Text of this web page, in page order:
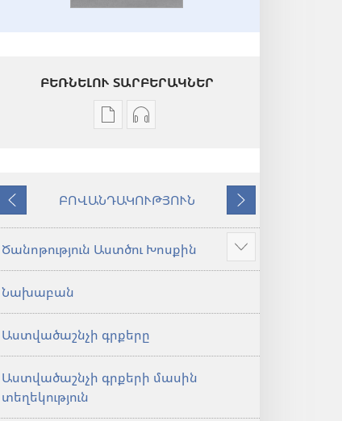
ԲԵՌՆԵԼՈՒ ՏԱՐԲԵՐԱԿՆԵՐ
Թվային
Աստվածաշունչ.
աշխարհ»
թարգմանություն
Աուդիոձայնագրությունները
Աստվածաշունչ.
«Նոր
թարգմանություն
(2024)
Նախորդ
ԲՈՎԱՆԴԱԿՈՒԹՅՈՒՆ
Հաջորդ
Ծանոթություն Աստծու Խոսքին
Ցույց
տալ
Նախաբան
Աստվածաշնչի գրքերը
Աստվածաշնչի գրքերի մասին
տեղեկություն